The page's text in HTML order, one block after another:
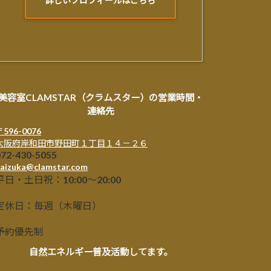
容室CLAMSTAR（クラムスター）の営業時間・
連絡先
596-0076
阪府岸和田市野田町１丁目１４－２６
430-5055
日・土日祝：10:00～20:00
休日：毎週（木曜日）
約優先制
自然エネルギー普及活動してます。